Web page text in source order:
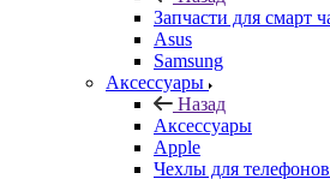
Запчасти для смарт
Asus
Samsung
Аксессуары
Назад
Аксессуары
Apple
Чехлы для